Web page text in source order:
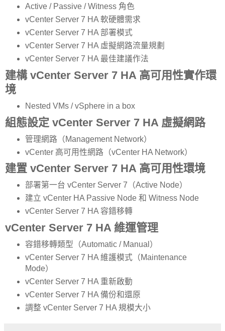
Active / Passive / Witness 角色
vCenter Server 7 HA 軟硬體需求
vCenter Server 7 HA 部署模式
vCenter Server 7 HA 虛擬網路流量規劃
vCenter Server 7 HA 最佳建議作法
建構 vCenter Server 7 HA 高可用性實作環
境
Nested VMs / vSphere in a box
組態設定 vCenter Server 7 HA 虛擬網路
管理網路（Management Network）
vCenter 高可用性網路（vCenter HA Network）
建置 vCenter Server 7 HA 高可用性環境
部署第一台 vCenter Server 7（Active Node）
建立 vCenter HA Passive Node 和 Witness Node
vCenter Server 7 HA 容錯移轉
vCenter Server 7 HA 維運管理
容錯移轉類型（Automatic / Manual）
vCenter Server 7 HA 維護模式（Maintenance
Mode）
vCenter Server 7 HA 重新啟動
vCenter Server 7 HA 備份和還原
調整 vCenter Server 7 HA 規模大小